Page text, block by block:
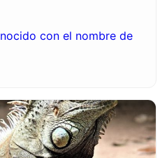
con el nombre de